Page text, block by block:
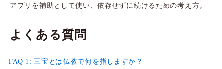
アプリを補助として使い、依存せずに続けるための考え方。
よくある質問
FAQ 1: 三宝とは仏教で何を指しますか？